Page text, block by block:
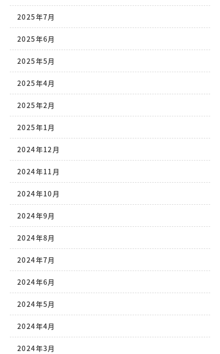
2025年7月
2025年6月
2025年5月
2025年4月
2025年2月
2025年1月
2024年12月
2024年11月
2024年10月
2024年9月
2024年8月
2024年7月
2024年6月
2024年5月
2024年4月
2024年3月